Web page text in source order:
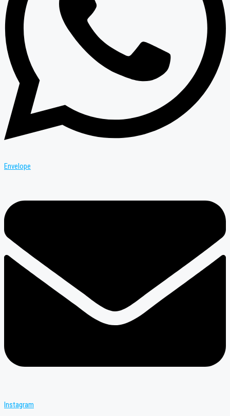
Envelope
Instagram